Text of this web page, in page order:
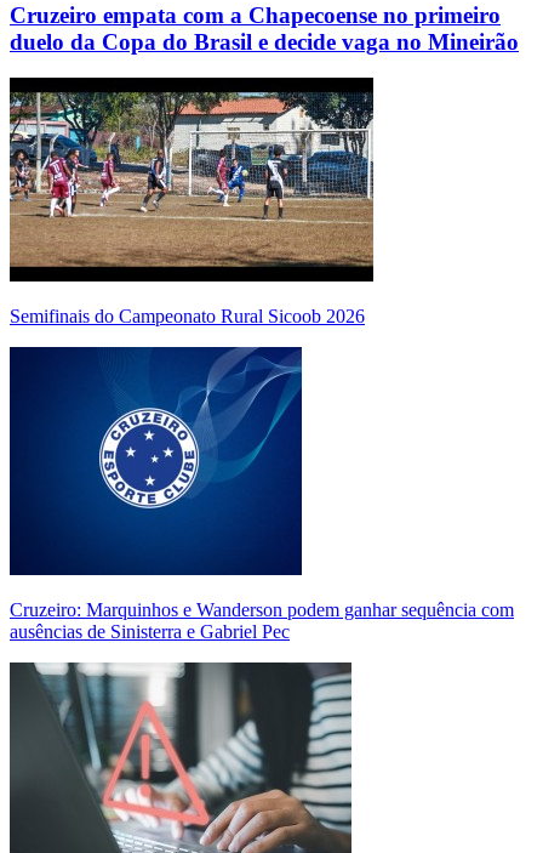
Cruzeiro empata com a Chapecoense no primeiro
duelo da Copa do Brasil e decide vaga no Mineirão
Semifinais do Campeonato Rural Sicoob 2026
Cruzeiro: Marquinhos e Wanderson podem ganhar sequência com
ausências de Sinisterra e Gabriel Pec